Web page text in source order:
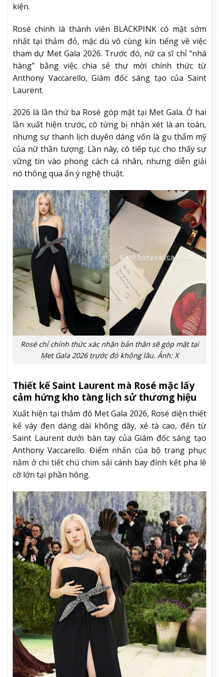
kiện.
Rosé chính là thành viên BLACKPINK có mặt sớm
nhất tại thảm đỏ, mặc dù vô cùng kín tiếng về việc
tham dự Met Gala 2026. Trước đó, nữ ca sĩ chỉ “nhá
hàng” bằng việc chia sẻ thư mời chính thức từ
Anthony Vaccarello, Giám đốc sáng tạo của Saint
Laurent.
2026 là lần thứ ba Rosé góp mặt tại Met Gala. Ở hai
lần xuất hiện trước, cô từng bị nhận xét là an toàn,
nhưng sự thanh lịch duyên dáng vốn là gu thẩm mỹ
của nữ thần tượng. Lần này, cô tiếp tục cho thấy sự
vững tin vào phong cách cá nhân, nhưng diễn giải
nó thông qua ẩn ý nghệ thuật.
Rosé chỉ chính thức xác nhận bản thân sẽ góp mặt tại
Met Gala 2026 trước đó không lâu. Ảnh: X
Thiết kế Saint Laurent mà Rosé mặc lấy
cảm hứng kho tàng lịch sử thương hiệu
Xuất hiện tại thảm đỏ Met Gala 2026, Rosé diện thiết
kế váy đen dáng dài không dây, xẻ tà cao, đến từ
Saint Laurent dưới bàn tay của Giám đốc sáng tạo
Anthony Vaccarello. Điểm nhấn của bộ trang phục
nằm ở chi tiết chú chim sải cánh bay đính kết pha lê
cỡ lớn tại phần hông.